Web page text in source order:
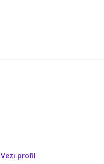
Vezi profil